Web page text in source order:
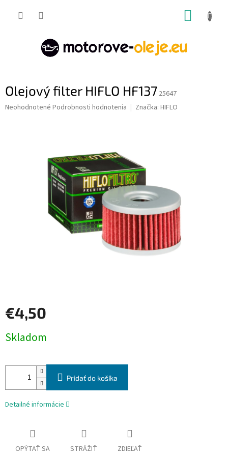
Olejový filter HIFLO HF137 25647
Priemerné
Neohodnotené Podrobnosti hodnotenia Značka: HIFLO
€4,50
cena:
Skladom
Pridať do košíka
Detailné informácie
OPÝTAŤ SA STRÁŽIŤ ZDIEĽAŤ